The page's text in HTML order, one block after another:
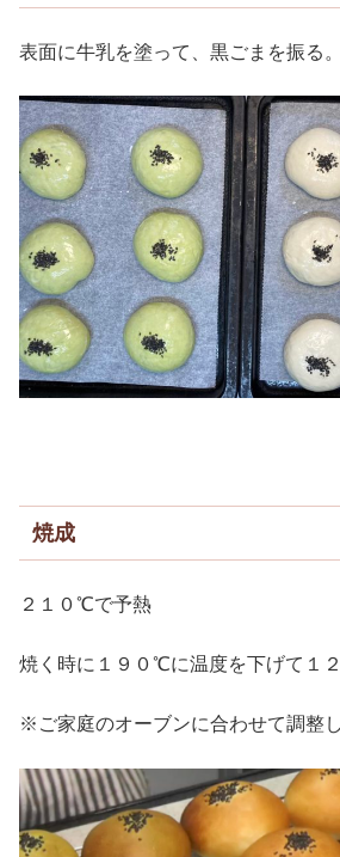
表面に牛乳を塗って、黒ごまを振る。
焼成
２１０℃で予熱
焼く時に１９０℃に温度を下げて１２
※ご家庭のオーブンに合わせて調整